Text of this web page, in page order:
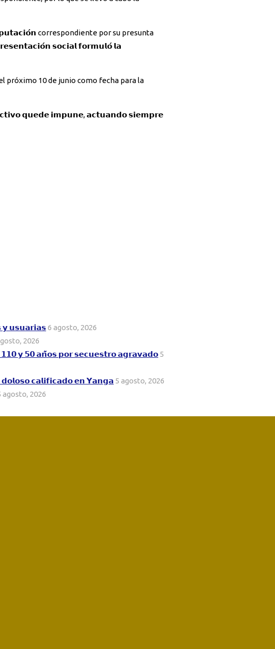
correspondiente por su presunta
𝘀𝗼𝗰𝗶𝗮𝗹 𝗳𝗼𝗿𝗺𝘂𝗹𝗼́ 𝗹𝗮
próximo 10 de junio como fecha para la
𝗾𝘂𝗲𝗱𝗲 𝗶𝗺𝗽𝘂𝗻𝗲, 𝗮𝗰𝘁𝘂𝗮𝗻𝗱𝗼 𝘀𝗶𝗲𝗺𝗽𝗿𝗲
𝘆 𝘂𝘀𝘂𝗮𝗿𝗶𝗮𝘀6 agosto, 2026
2026
𝟭𝟭𝟬 𝘆 𝟱𝟬 𝗮𝗻̃𝗼𝘀 𝗽𝗼𝗿 𝘀𝗲𝗰𝘂𝗲𝘀𝘁𝗿𝗼 𝗮𝗴𝗿𝗮𝘃𝗮𝗱𝗼 5
𝗰𝗮𝗹𝗶𝗳𝗶𝗰𝗮𝗱𝗼 𝗲𝗻 𝗬𝗮𝗻𝗴𝗮 5 agosto, 2026
agosto, 2026